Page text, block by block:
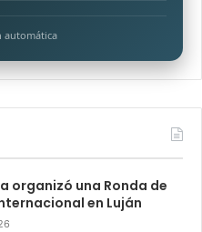
automática
organizó una Ronda de
en Luján